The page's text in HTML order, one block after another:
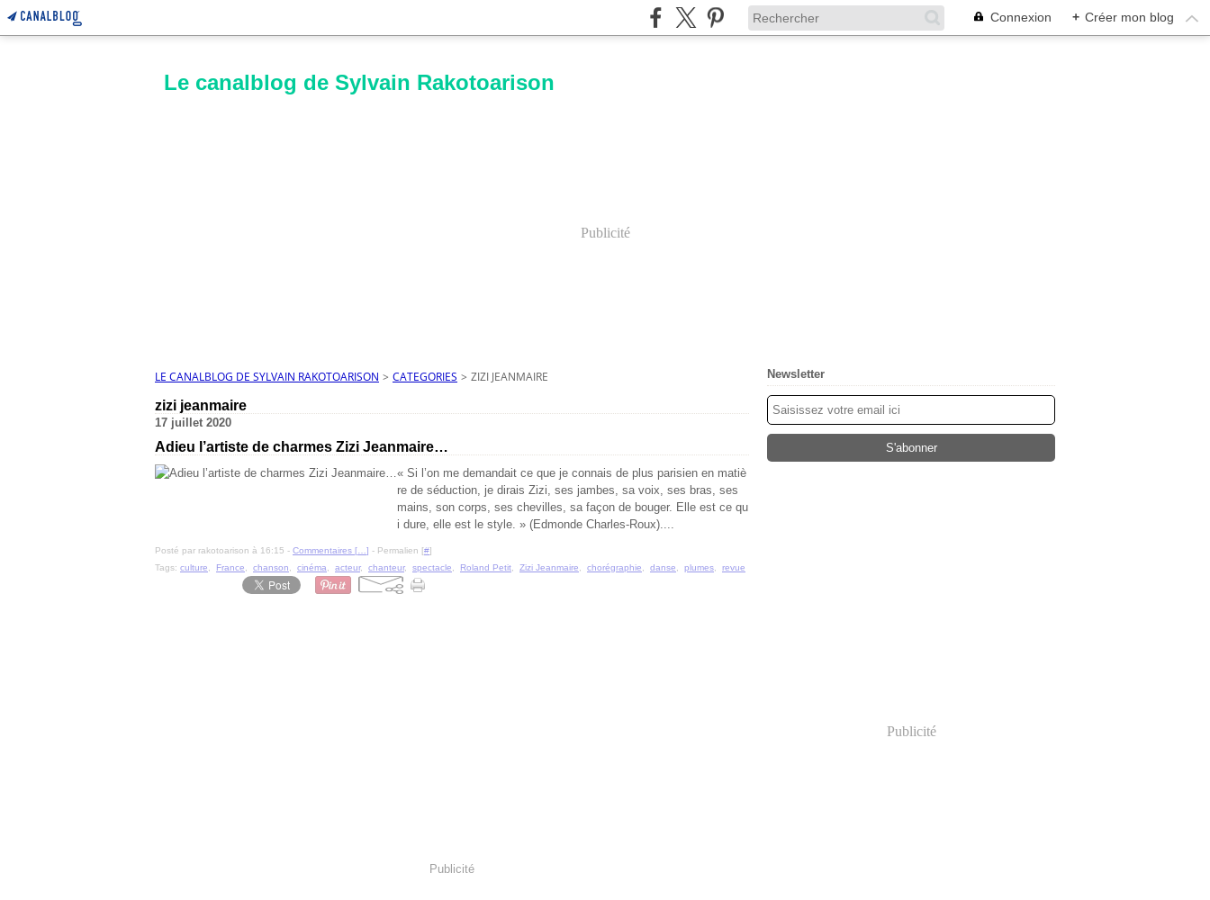
Connexion + Créer mon blog
Le canalblog de Sylvain Rakotoarison
Publicité
LE CANALBLOG DE SYLVAIN RAKOTOARISON > CATEGORIES > ZIZI JEANMAIRE
zizi jeanmaire
17 juillet 2020
Adieu l’artiste de charmes Zizi Jeanmaire…
« Si l’on me demandait ce que je connais de plus parisien en matiè
re de séduction, je dirais Zizi, ses jambes, sa voix, ses bras, ses
mains, son corps, ses chevilles, sa façon de bouger. Elle est ce qu
i dure, elle est le style. » (Edmonde Charles-Roux)....
Posté par rakotoarison à 16:15 - Commentaires [ ] - Permalien [#]
Tags: culture France chanson cinéma acteur, chanteur, spectacle Roland Petit Zizi Jeanmaire chorégraphie danse plumes revue
Publicité
Newsletter
Publicité